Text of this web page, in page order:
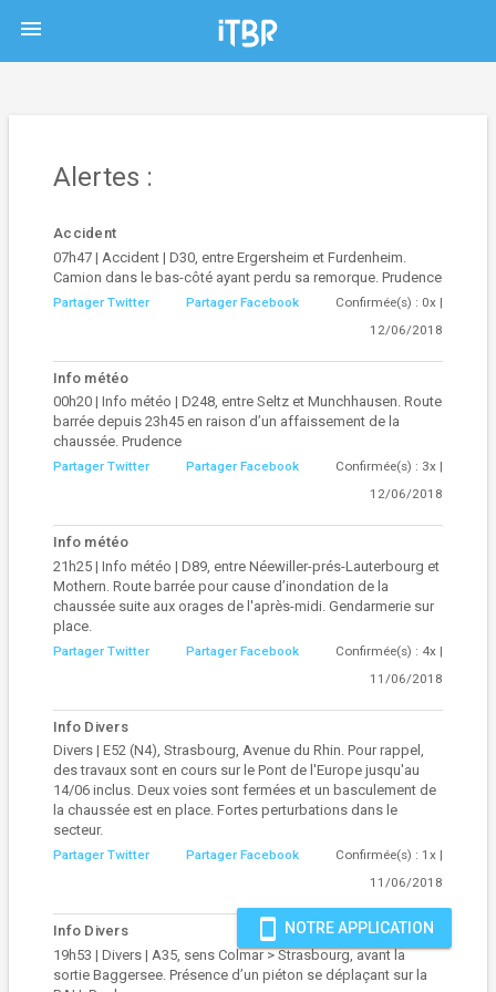
menu
Alertes :
Accident
07h47 | Accident | D30, entre Ergersheim et Furdenheim.
Camion dans le bas-côté ayant perdu sa remorque. Prudence
Partager Twitter Partager Facebook
Confirmée(s) : 0x |
12/06/2018
Info météo
00h20 | Info météo | D248, entre Seltz et Munchhausen. Route
barrée depuis 23h45 en raison d’un affaissement de la
chaussée. Prudence
Partager Twitter Partager Facebook
Confirmée(s) : 3x |
12/06/2018
Info météo
21h25 | Info météo | D89, entre Néewiller-prés-Lauterbourg et
Mothern. Route barrée pour cause d’inondation de la
chaussée suite aux orages de l'après-midi. Gendarmerie sur
place.
Partager Twitter Partager Facebook
Confirmée(s) : 4x |
11/06/2018
Info Divers
Divers | E52 (N4), Strasbourg, Avenue du Rhin. Pour rappel,
des travaux sont en cours sur le Pont de l'Europe jusqu'au
14/06 inclus. Deux voies sont fermées et un basculement de
la chaussée est en place. Fortes perturbations dans le
secteur.
Partager Twitter Partager Facebook
Confirmée(s) : 1x |
11/06/2018
Info Divers
19h53 | Divers | A35, sens Colmar > Strasbourg, avant la
sortie Baggersee. Présence d’un piéton se déplaçant sur la
smartphone NOTRE APPLICATION